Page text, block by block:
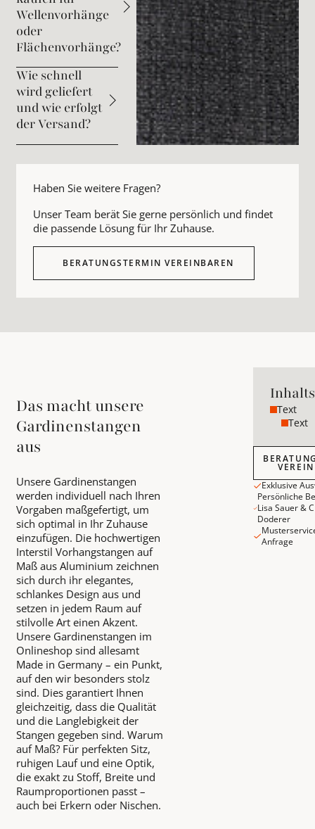
Wellenvorhänge
oder
Flächenvorhänge?
Wie schnell
wird geliefert
und wie erfolgt
der Versand?
Haben Sie weitere Fragen?
Unser Team berät Sie gerne persönlich und findet
die passende Lösung für Ihr Zuhause.
BERATUNGSTERMIN VEREINBAREN
Das macht unsere
Gardinenstangen
aus
Unsere Gardinenstangen
werden individuell nach Ihren
Vorgaben maßgefertigt, um
sich optimal in Ihr Zuhause
einzufügen. Die hochwertigen
Interstil Vorhangstangen auf
Maß aus Aluminium zeichnen
sich durch ihr elegantes,
schlankes Design aus und
setzen in jedem Raum auf
stilvolle Art einen Akzent.
Unsere Gardinenstangen im
Onlineshop sind allesamt
Made in Germany – ein Punkt,
auf den wir besonders stolz
sind. Dies garantiert Ihnen
gleichzeitig, dass die Qualität
und die Langlebigkeit der
Stangen gegeben sind. Warum
auf Maß? Für perfekten Sitz,
ruhigen Lauf und eine Optik,
die exakt zu Stoff, Breite und
Raumproportionen passt –
auch bei Erkern oder Nischen.
Text
Text
Exklusive
Persönliche
Lisa Sauer &
Doderer
Anfrage